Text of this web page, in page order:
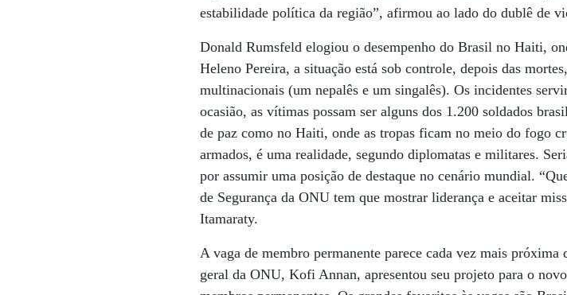
estabilidade política da região”, afirmou ao lado do dublê de
Donald Rumsfeld elogiou o desempenho do Brasil no Haiti,
Heleno Pereira, a situação está sob controle, depois das
multinacionais (um nepalês e um singalês). Os incidentes
ocasião, as vítimas possam ser alguns dos 1.200 soldados
de paz como no Haiti, onde as tropas ficam no meio do fogo
armados, é uma realidade, segundo diplomatas e militares.
por assumir uma posição de destaque no cenário mundial.
de Segurança da ONU tem que mostrar liderança e aceitar
Itamaraty.
A vaga de membro permanente parece cada vez mais
geral da ONU, Kofi Annan, apresentou seu projeto para o